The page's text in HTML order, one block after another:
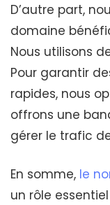
D’autre part,
domaine
Nous utilisons
Pour garantir
rapides, nous
offrons une
gérer le trafic
En somme, le
un rôle